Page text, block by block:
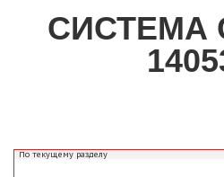
СИСТЕМА